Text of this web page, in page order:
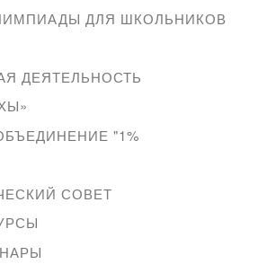
ДЛЯ ШКОЛЬНИКОВ
ДЕЯТЕЛЬНОСТЬ
"1%
СОВЕТ